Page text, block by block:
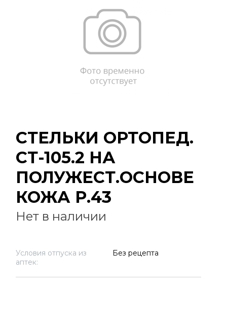
СТЕЛЬКИ ОРТОПЕД.
СТ-105.2 НА
ПОЛУЖЕСТ.ОСНОВЕ
КОЖА Р.43
Нет в наличии
Условия отпуска из
аптек:
Без рецепта